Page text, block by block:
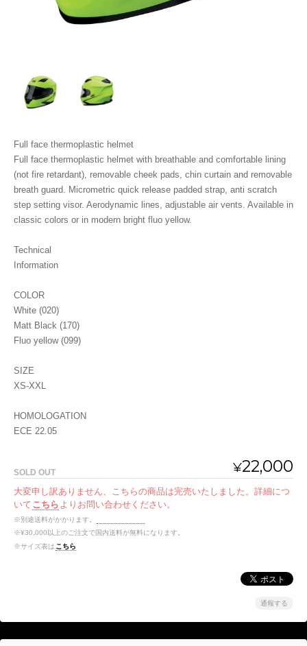
Full face thermoplastic helmet
Full face thermoplastic helmet with breathable and comfortable lining
(not fire retardant), removable cheek pads, chin curtain and removable
breath guard. Micrometric quick release padded strap, anti scratch
step setting visor. Aerodynamic lines, adjustable air vents. Available in
classic colors or in modern bright fluo yellow.
Technical
Information
COLOR
White (020)
Matt Black (170)
Fluo yellow (099)
SIZE
XS-XXL
HOMOLOGATION
ECE 22.05
¥22,000
SOLD OUT
大変申し訳ありません、こちらの商品は完売いたしました。詳細につ
いて こちら よりお問い合わせください。
※別途送料がかかります。
※¥30,000以上のご注文で国内送料が無料になります。
※サイズ表は こちら
通報する